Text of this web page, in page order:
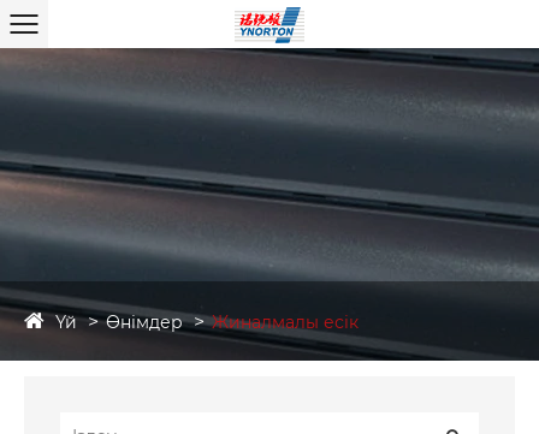
Үй Өнімдер Жиналмалы есік